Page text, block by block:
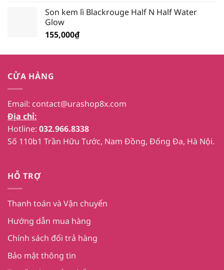
Son kem lì Blackrouge Half N Half Water
Glow
155,000₫
CỬA HÀNG
Email: contact@urashop8x.com
Địa chỉ:
Hotline: 032.966.8338
Số 110b1 Trần Hữu Tước, Nam Đồng, Đống Đa, Hà Nội.
HỖ TRỢ
Thanh toán và Vận chuyển
Hướng dẫn mua hàng
Chính sách đổi trả hàng
Bảo mật thông tin